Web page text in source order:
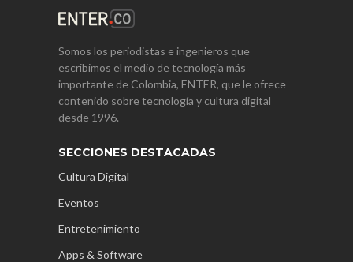
Somos los periodistas e ingenieros que
escribimos el medio de tecnología más
importante de Colombia, ENTER, que le ofrece
contenido sobre tecnología y cultura digital
desde 1996.
SECCIONES DESTACADAS
Cultura Digital
Eventos
Entretenimiento
Apps & Software